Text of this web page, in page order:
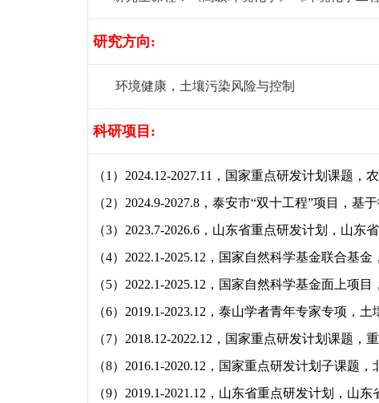
研究方向:
环境健康， 土壤污染风险与控制
科研项目 :
（1 ） 2024.12-2027.11 ， 国家重点研发计划课题 ，
（2） 2024.9-2027.8 ， 泰安市“双十工程”项目 ， 基
（3） 2023.7-2026.6 ， 山东省重点研发计划 ， 山东省
（4） 2022.1-2025.12 ， 国家自然科学基金联合基金 ，
（5） 2022.1-2025.12 ， 国家自然科学基金面上项目 ，
（6） 2019.1-2023.12 ， 泰山学者青年专家专项 ， 土
（7） 2018.12-2022.12 ， 国家重点研发计划课题 ，
（8） 2016.1-2020.12 ， 国家重点研发计划子课题 ，
（9） 2019.1-2021.12 ， 山东省重点研发计划 ， 山东